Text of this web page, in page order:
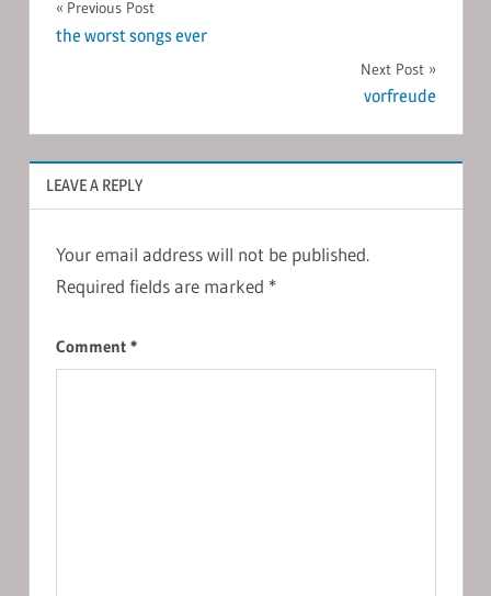
Post
navigation
Previous Post
the worst songs ever
Next Post
vorfreude
LEAVE A REPLY
Your email address will not be published.
Required fields are marked *
Comment *